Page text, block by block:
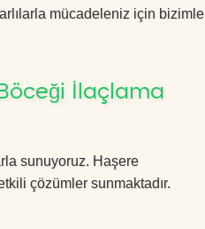
mücadeleniz için bizimle
İlaçlama
sunuyoruz. Haşere
çözümler sunmaktadır.